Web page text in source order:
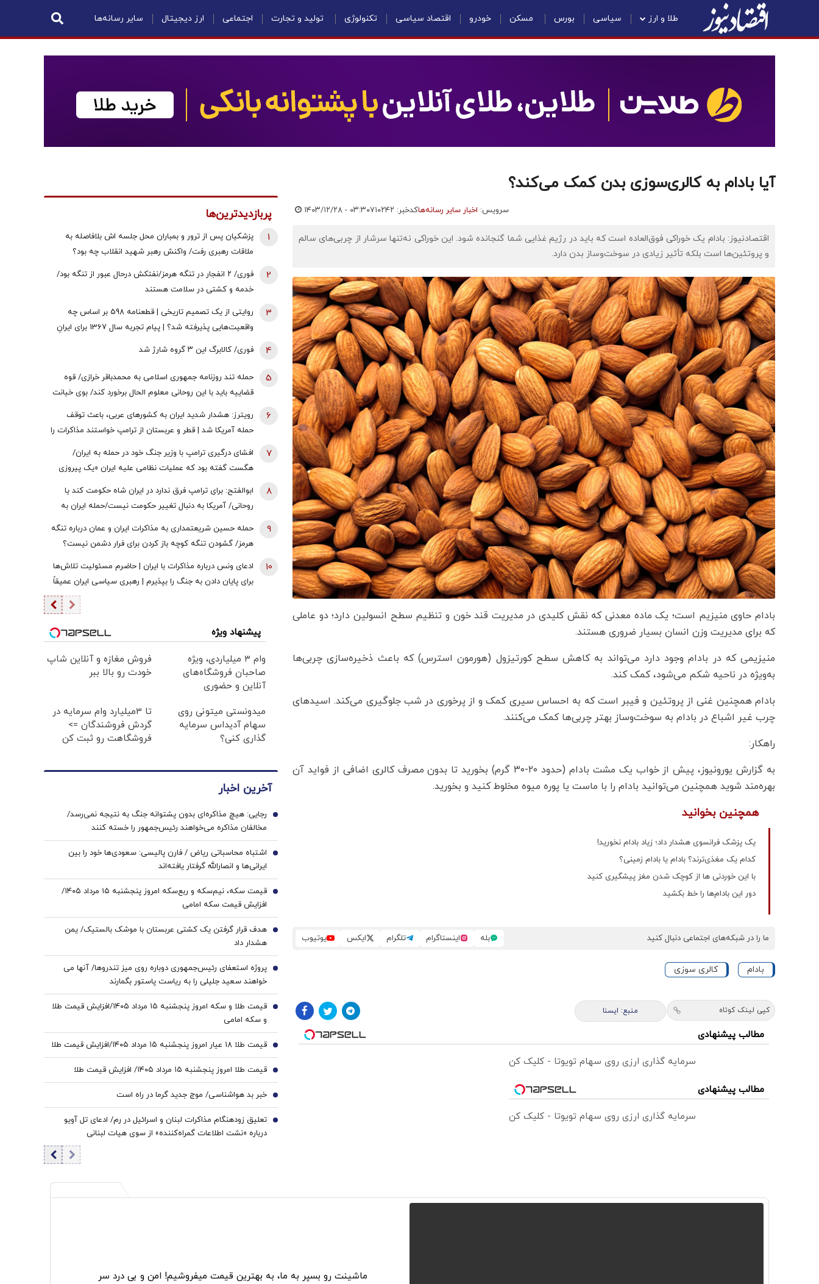
طلا و ارز سیاسی بورس مسکن خودرو اقتصاد سیاسی تکنولوژی تولید و تجارت اجتماعی ارز دیجیتال سایر رسانه‌ها
آیا بادام به کالری‌سوزی بدن کمک می‌کند؟
سرویس: اخبار سایر رسانه‌هاکدخبر: ۷۱۰۲۴۲ ۱۴۰۳/۱۲/۲۸ - ۰۳:۳۰
اقتصادنیوز: بادام‌ یک خوراکی فوق‌العاده است که باید در رژیم غذایی شما گنجانده شود. این خوراکی نه‌تنها سرشار از چربی‌های سالم
و پروتئین‌ها است بلکه تأثیر زیادی در سوخت‌وساز بدن دارد.
بادام حاوی منیزیم است؛ یک ماده معدنی که نقش کلیدی در مدیریت قند خون و تنظیم سطح انسولین دارد؛ دو عاملی
که برای مدیریت وزن انسان بسیار ضروری هستند.
منیزیمی که در بادام‌ وجود دارد می‌تواند به کاهش سطح کورتیزول (هورمون استرس) که باعث ذخیره‌سازی چربی‌ها
به‌ویژه در ناحیه شکم می‌شود، کمک کند.
بادام همچنین غنی از پروتئین و فیبر است که به احساس سیری کمک و از پرخوری در شب جلوگیری می‌کند. اسیدهای
چرب غیر اشباع در بادام‌ به سوخت‌وساز بهتر چربی‌ها کمک می‌کنند.
راهکار:
به گزارش یورونیوز، پیش از خواب یک مشت بادام (حدود ۲۰-۳۰ گرم) بخورید تا بدون مصرف کالری اضافی از فواید آن
بهره‌مند شوید همچنین می‌توانید بادام را با ماست یا پوره میوه مخلوط کنید و بخورید.
همچنین بخوانید
یک پزشک فرانسوی هشدار داد؛ زیاد بادام نخورید!
کدام یک مغذی‌ترند؟ بادام یا بادام زمینی؟
با این خوردنی ها از کوچک شدن مغز پیشگیری کنید
دور این بادام‌ها را خط بکشید
ما را در شبکه‌های اجتماعی دنبال کنید بله اینستاگرام تلگرام ایکس یوتیوب
بادام کالری سوزی
کپی لینک کوتاه منبع: ايسنا
مطالب پیشنهادی
سرمایه گذاری ارزی روی سهام تویوتا - کلیک کن
مطالب پیشنهادی
سرمایه گذاری ارزی روی سهام تویوتا - کلیک کن
پربازدیدترین‌ها
پزشکیان پس از ترور و بمباران محل جلسه ‌اش بلافاصله به
ملاقات رهبری رفت/ واکنش رهبر شهید انقلاب چه بود؟
1
فوری/ ۲ انفجار در تنگه هرمز/نفتکش درحال عبور از تنگه بود/
خدمه و کشتی در سلامت هستند
2
روایتی از یک تصمیم تاریخی | قطعنامه 598 بر اساس چه
واقعیت‌هایی پذیرفته شد؟ | پیام تجربه سال 1367 برای ایرانِ
3
فوری/ کالابرگ این ۳ گروه شارژ شد 4
حمله تند روزنامه جمهوری اسلامی به محمدباقر خرازی/ قوه
قضاییه باید با این روحانی معلوم الحال برخورد کند/ بوی خیانت
5
رویترز: هشدار شدید ایران به کشورهای عربی، باعث توقف
حمله آمریکا شد | قطر و عربستان از ترامپ خواستند مذاکرات را
از سر بگیرد | زیرساخت‌های حیاتی انرژی هدف قرار خواهند
گرفت اگر ...
6
افشای درگیری ترامپ با وزیر جنگ خود در حمله به ایران/
هگست گفته بود که عملیات نظامی علیه ایران «یک پیروزی‌
7
ابوالفتح: برای ترامپ فرق ندارد در ایران شاه حکومت کند یا
روحانی/ آمریکا به دنبال تغییر حکومت نیست/حمله ایران به
8
حمله حسین شریعتمداری به مذاکرات ایران و عمان درباره تنگه
هرمز/ گشودن تنگه کوچه باز ‌کردن برای فرار دشمن نیست؟
9
ادعای ونس درباره مذاکرات با ایران | حاضرم مسئولیت تلاش‌ها
برای پایان دادن به جنگ را بپذیرم | رهبری سیاسی ایران عمیقاً
دچار اختلاف است | ایرانی‌ها افراد فوق‌العاده دشواری هستند
10
پیشنهاد ویژه
وام ۳ میلیاردی، ویژه
صاحبان فروشگاه‌های
آنلاین و حضوری
فروش مغازه و آنلاین شاپ
خودت رو بالا ببر
میدونستی میتونی روی
سهام آدیداس سرمایه
گذاری کنی؟
تا 3میلیارد وام سرمایه در
گردش فروشندگان =>
فروشگاهت رو ثبت کن
آخرین اخبار
رجایی: هیچ مذاکره‌ای بدون پشتوانه جنگ به نتیجه نمی‌رسد/
مخالفان مذاکره می‌خواهند رئیس‌جمهور را خسته کنند
1
اشتباه محاسباتی ریاض / فارن پالیسی: سعودی‌ها خود را بین
ایرانی‌ها و انصارالله گرفتار یافته‌اند
2
قیمت سکه، نیم‌سکه و ربع‌سکه امروز پنجشنبه ۱۵ مرداد ۱۴۰۵/
افزایش قیمت سکه امامی
3
هدف قرار گرفتن یک کشتی عربستان با موشک بالستیک/ یمن
هشدار داد
4
پروژه استعفای رئیس‌جمهوری دوباره روی میز تندروها/ آنها می
خواهند سعید جلیلی را به ریاست پاستور بگمارند
5
قیمت طلا و سکه امروز پنجشنبه ۱۵ مرداد ۱۴۰۵/افزایش قیمت طلا
و سکه امامی
6
قیمت طلا ۱۸ عیار امروز پنجشنبه ۱۵ مرداد ۱۴۰۵/افزایش قیمت طلا 7
قیمت طلا امروز پنجشنبه ۱۵ مرداد ۱۴۰۵/ افزایش قیمت طلا 8
خبر بد هواشناسی/ موج جدید گرما در راه است 9
تعلیق زودهنگام مذاکرات لبنان و اسرائیل در رم/ ادعای تل آویو
درباره «نشت اطلاعات گمراه‌کننده» از سوی هیات لبنانی
10
ماشینت رو بسپر به ما، به بهترین قیمت میفروشیم! امن و بی درد سر